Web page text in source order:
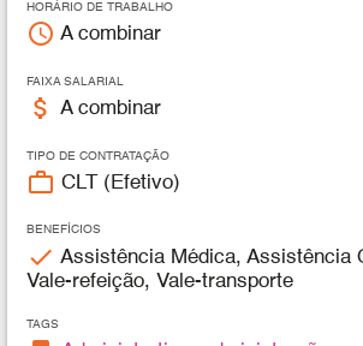
HORÁRIO DE TRABALHO
access_time A combinar
FAIXA SALARIAL
attach_money A combinar
TIPO DE CONTRATAÇÃO
work_outline CLT (Efetivo)
BENEFÍCIOS
check Assistência Médica, Assistência
Vale-refeição, Vale-transporte
TAGS